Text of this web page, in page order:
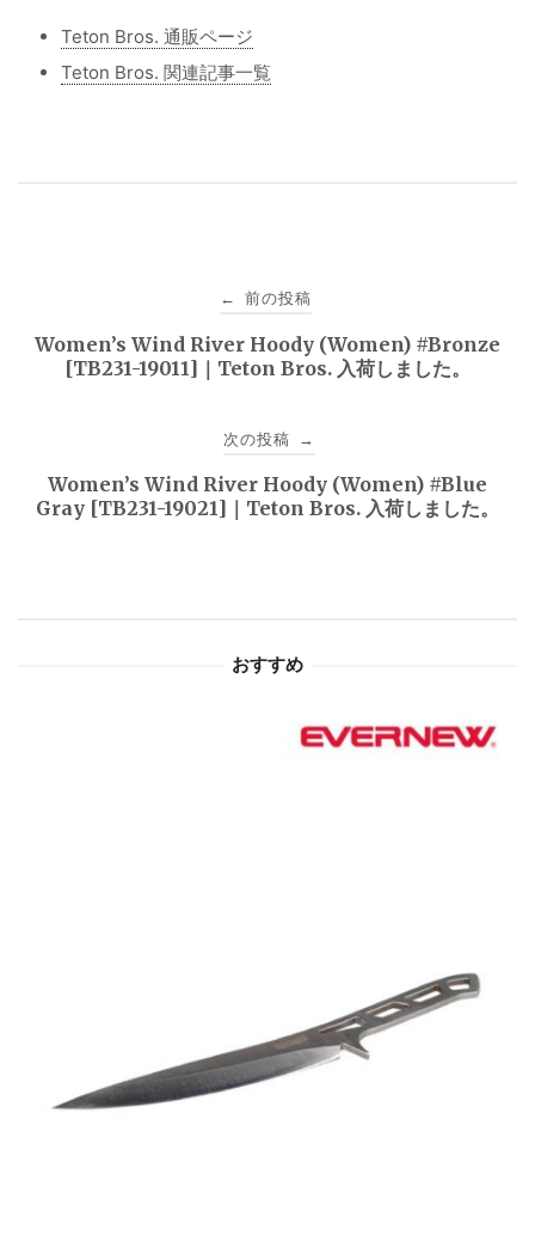
Teton Bros. 通販ページ
Teton Bros. 関連記事一覧
稿
← 前の投稿
Women’s Wind River Hoody (Women) #Bronze
[TB231-19011]｜Teton Bros. 入荷しました。
次の投稿 →
Women’s Wind River Hoody (Women) #Blue
Gray [TB231-19021]｜Teton Bros. 入荷しました。
おすすめ